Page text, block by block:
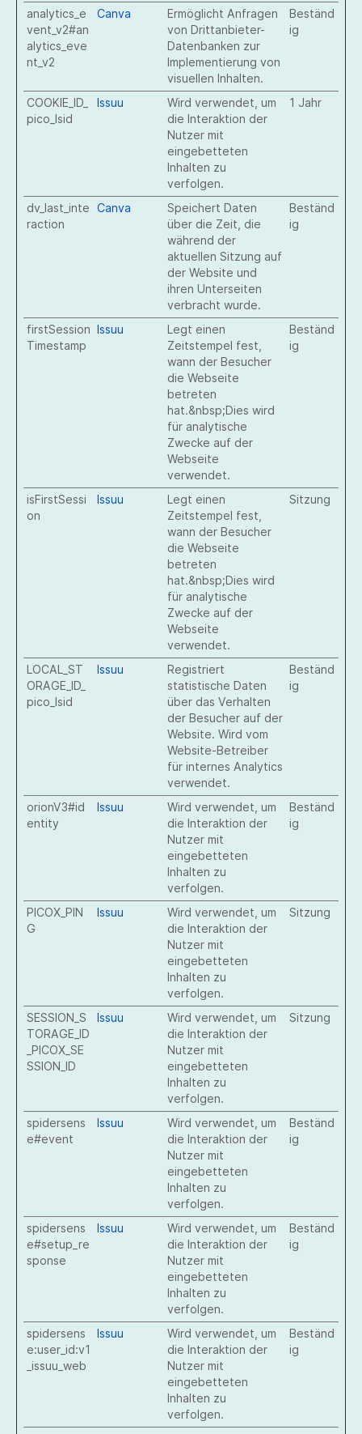
analytics_e
vent_v2#an
alytics_eve
nt_v2
Canva
Ermöglicht Anfragen
von Drittanbieter-
Datenbanken zur
Implementierung von
visuellen Inhalten.
Beständ
ig
COOKIE_ID_
pico_lsid
Issuu
Wird verwendet, um
die Interaktion der
Nutzer mit
eingebetteten
Inhalten zu
verfolgen.
1 Jahr
dv_last_inte
raction
Canva
Speichert Daten
über die Zeit, die
während der
aktuellen Sitzung auf
der Website und
ihren Unterseiten
verbracht wurde.
Beständ
ig
firstSession
Timestamp
Issuu
Legt einen
Zeitstempel fest,
wann der Besucher
die Webseite
betreten
hat.&nbsp;Dies wird
für analytische
Zwecke auf der
Webseite
verwendet.
Beständ
ig
isFirstSessi
on
Issuu
Legt einen
Zeitstempel fest,
wann der Besucher
die Webseite
betreten
hat.&nbsp;Dies wird
für analytische
Zwecke auf der
Webseite
verwendet.
Sitzung
LOCAL_ST
ORAGE_ID_
pico_lsid
Issuu
Registriert
statistische Daten
über das Verhalten
der Besucher auf der
Website. Wird vom
Website-Betreiber
für internes Analytics
verwendet.
Beständ
ig
orionV3#id
entity
Issuu
Wird verwendet, um
die Interaktion der
Nutzer mit
eingebetteten
Inhalten zu
verfolgen.
Beständ
ig
PICOX_PIN
G
Issuu
Wird verwendet, um
die Interaktion der
Nutzer mit
eingebetteten
Inhalten zu
verfolgen.
Sitzung
SESSION_S
TORAGE_ID
_PICOX_SE
SSION_ID
Issuu
Wird verwendet, um
die Interaktion der
Nutzer mit
eingebetteten
Inhalten zu
verfolgen.
Sitzung
spidersens
e#event
Issuu
Wird verwendet, um
die Interaktion der
Nutzer mit
eingebetteten
Inhalten zu
verfolgen.
Beständ
ig
spidersens
e#setup_re
sponse
Issuu
Wird verwendet, um
die Interaktion der
Nutzer mit
eingebetteten
Inhalten zu
verfolgen.
Beständ
ig
spidersens
e:user_id:v1
_issuu_web
Issuu
Wird verwendet, um
die Interaktion der
Nutzer mit
eingebetteten
Inhalten zu
verfolgen.
Beständ
ig